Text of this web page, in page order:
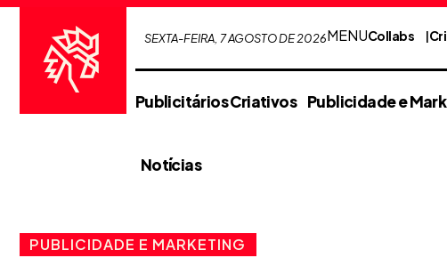
SEXTA-FEIRA, 7 AGOSTO DE 2026MENUCollabs
Publicitários Criativos Publicidade e
Notícias
PUBLICIDADE E MARKETING